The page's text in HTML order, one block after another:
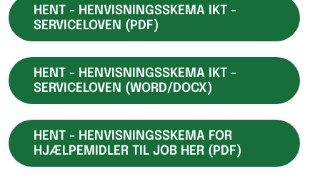
HENT - HENVISNINGSSKEMA IKT -
SERVICELOVEN (PDF)
HENT - HENVISNINGSSKEMA IKT -
SERVICELOVEN (WORD/DOCX)
HENT - HENVISNINGSSKEMA FOR
HJÆLPEMIDLER TIL JOB HER (PDF)